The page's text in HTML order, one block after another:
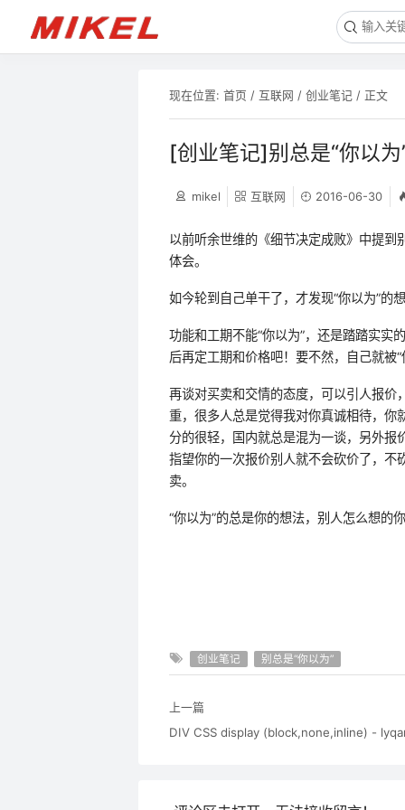
现在位置: 首页 / 互联网 / 创业笔记 / 正文
[创业笔记]别总是“你以为
mikel 互联网 2016-06-30
以前听余世维的《细节决定成败》中提到
体会。
如今轮到自己单干了，才发现“你以为”的
功能和工期不能“你以为”，还是踏踏实实
后再定工期和价格吧！要不然，自己就被“
再谈对买卖和交情的态度，可以引人报价
重，很多人总是觉得我对你真诚相待，你
分的很轻，国内就总是混为一谈，另外报
指望你的一次报价别人就不会砍价了，不
卖。
“你以为”的总是你的想法，别人怎么想的
创业笔记 别总是“你以为”
上一篇